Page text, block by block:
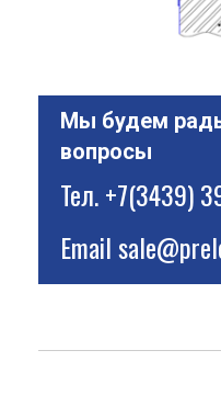
Мы будем
вопросы
Тел.+7(3439)
Email